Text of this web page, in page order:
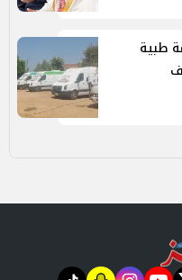
2839 خدمة طبية